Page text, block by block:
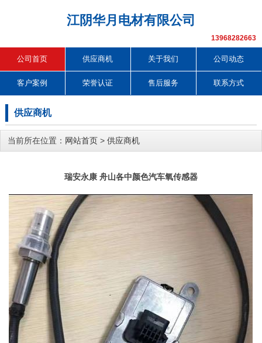
江阴华月电材有限公司
13968282663
公司首页 供应商机 关于我们 公司动态
客户案例 荣誉认证 售后服务 联系方式
供应商机
当前所在位置： 网站首页 > 供应商机
瑞安永康 舟山各中颜色汽车氧传感器